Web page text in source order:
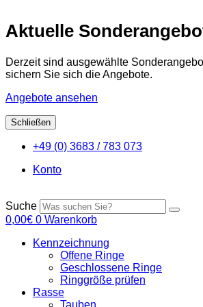
Aktuelle
Derzeit sind ausgewählte
sichern Sie sich die Angebote.
Angebote ansehen
Schließen
Inhalt
+49 (0) 3683 / 783 073
Konto
Suche
0,00€ 0 Warenkorb
Kennzeichnung
Offene Ringe
Geschlossene Ringe
Ringgröße prüfen
Rasse